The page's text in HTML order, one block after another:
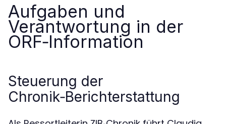
Aufgaben und
Verantwortung in der
ORF‑Information
Steuerung der
Chronik‑Berichterstattung